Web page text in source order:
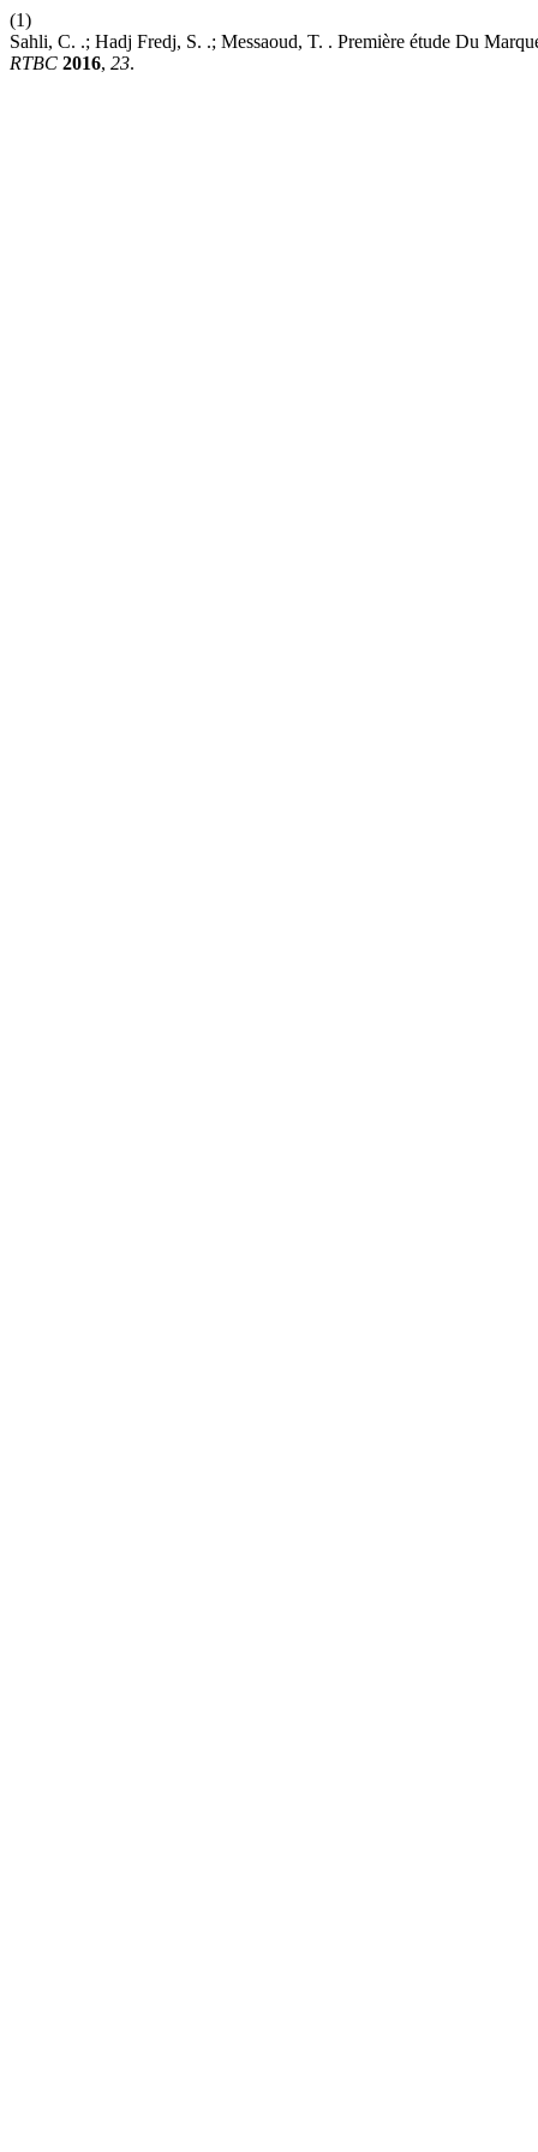
(1)
Sahli, C. .; Hadj Fredj, S. .; Messaoud, T. . Première étude Du
RTBC 2016, 23.